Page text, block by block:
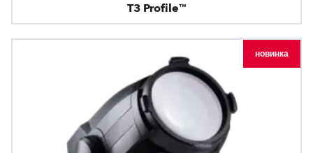
T3 Profile™
новинка